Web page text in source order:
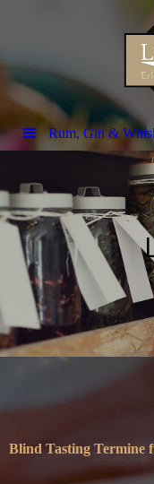
Rum, Gin &
Blind Tasting Termine